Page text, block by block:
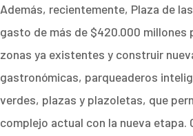
Además, recientemente, Plaza de
gasto de más de $420.000 millones
zonas ya existentes y construir
gastronómicas, parqueaderos
verdes, plazas y plazoletas, que
complejo actual con la nueva etapa.